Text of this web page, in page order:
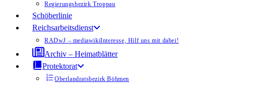
Regierungsbezirk Troppau
Schöberlinie
Reichsarbeitsdienst
RADwJ – mediawikiInteresse, Hilf uns mit dabei!
Archiv – Heimatblätter
Protektorat
Oberlandratsbezirk Böhmen